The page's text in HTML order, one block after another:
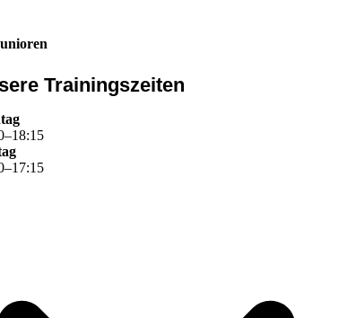
Trainingszeiten
–18:15
–17:15